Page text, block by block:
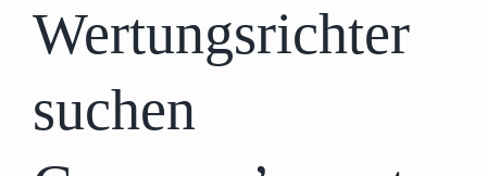
Wertungsrichter
suchen